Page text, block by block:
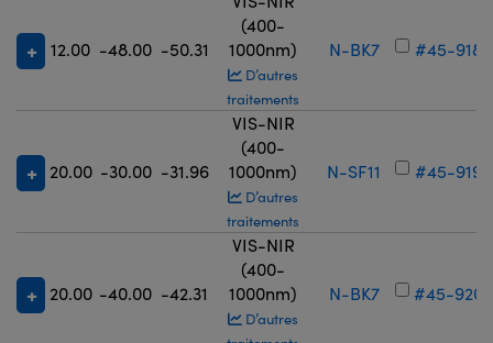
12.00 -48.00 -50.31
(400-
1000nm)
D’autres
traitements
N-BK7 #45-918
20.00 -30.00 -31.96
VIS-NIR
(400-
1000nm)
D’autres
traitements
N-SF11 #45-919
20.00 -40.00 -42.31
VIS-NIR
(400-
1000nm)
D’autres
N-BK7 #45-920